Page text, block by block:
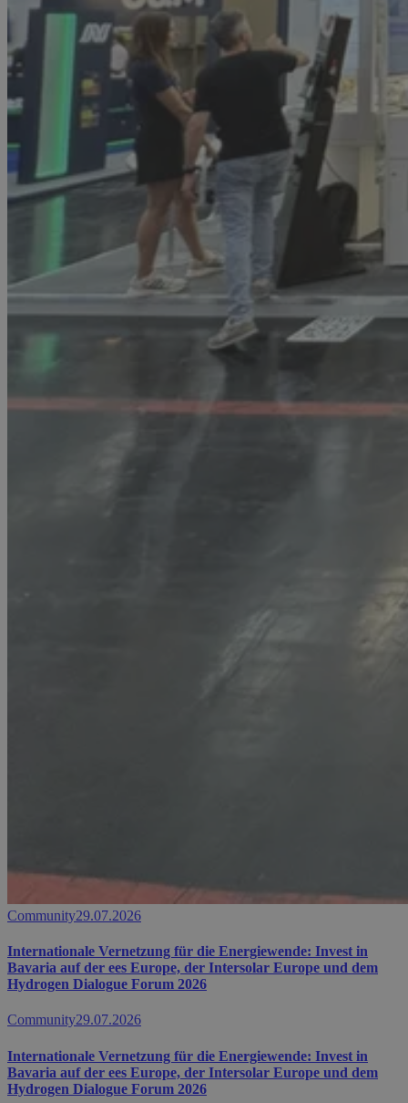
Community29.07.2026
Internationale Vernetzung für die Energiewende: Invest in
Bavaria auf der ees Europe, der Intersolar Europe und dem
Hydrogen Dialogue Forum 2026
Community29.07.2026
Internationale Vernetzung für die Energiewende: Invest in
Bavaria auf der ees Europe, der Intersolar Europe und dem
Hydrogen Dialogue Forum 2026